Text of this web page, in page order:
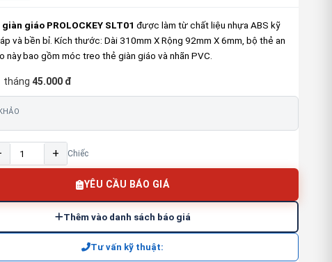
giáo PROLOCKEY SLT01 được làm từ chất liệu nhựa ABS kỹ
và bền bỉ. Kích thước: Dài 310mm X Rộng 92mm X 6mm, bộ thẻ an
này bao gồm móc treo thẻ giàn giáo và nhãn PVC.
tháng 45.000 đ
+ Chiếc
YÊU CẦU BÁO GIÁ
Thêm vào danh sách báo giá
Tư vấn kỹ thuật: